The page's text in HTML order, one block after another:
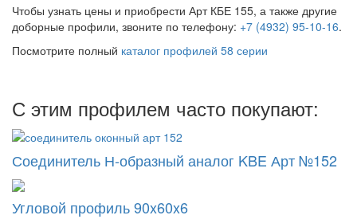
Чтобы узнать цены и приобрести Арт КБЕ 155, а также другие
доборные профили, звоните по телефону: +7 (4932) 95-10-16.
Посмотрите полный каталог профилей 58 серии
С этим профилем часто покупают:
Соединитель Н-образный аналог KBE Арт №152
Угловой профиль 90x60x6